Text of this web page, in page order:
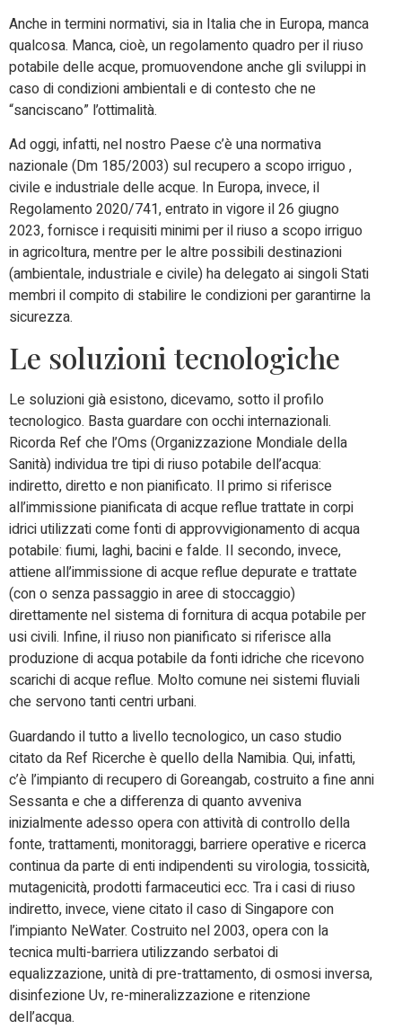
Anche in termini normativi, sia in Italia che in Europa, manca
qualcosa. Manca, cioè, un regolamento quadro per il riuso
potabile delle acque, promuovendone anche gli sviluppi in
caso di condizioni ambientali e di contesto che ne
“sanciscano” l’ottimalità.
Ad oggi, infatti, nel nostro Paese c’è una normativa
nazionale (Dm 185/2003) sul recupero a scopo irriguo ,
civile e industriale delle acque. In Europa, invece, il
Regolamento 2020/741, entrato in vigore il 26 giugno
2023, fornisce i requisiti minimi per il riuso a scopo irriguo
in agricoltura, mentre per le altre possibili destinazioni
(ambientale, industriale e civile) ha delegato ai singoli Stati
membri il compito di stabilire le condizioni per garantirne la
sicurezza.
Le soluzioni tecnologiche
Le soluzioni già esistono, dicevamo, sotto il profilo
tecnologico. Basta guardare con occhi internazionali.
Ricorda Ref che l’Oms (Organizzazione Mondiale della
Sanità) individua tre tipi di riuso potabile dell’acqua:
indiretto, diretto e non pianificato. Il primo si riferisce
all’immissione pianificata di acque reflue trattate in corpi
idrici utilizzati come fonti di approvvigionamento di acqua
potabile: fiumi, laghi, bacini e falde. Il secondo, invece,
attiene all’immissione di acque reflue depurate e trattate
(con o senza passaggio in aree di stoccaggio)
direttamente nel sistema di fornitura di acqua potabile per
usi civili. Infine, il riuso non pianificato si riferisce alla
produzione di acqua potabile da fonti idriche che ricevono
scarichi di acque reflue. Molto comune nei sistemi fluviali
che servono tanti centri urbani.
Guardando il tutto a livello tecnologico, un caso studio
citato da Ref Ricerche è quello della Namibia. Qui, infatti,
c’è l’impianto di recupero di Goreangab, costruito a fine anni
Sessanta e che a differenza di quanto avveniva
inizialmente adesso opera con attività di controllo della
fonte, trattamenti, monitoraggi, barriere operative e ricerca
continua da parte di enti indipendenti su virologia, tossicità,
mutagenicità, prodotti farmaceutici ecc. Tra i casi di riuso
indiretto, invece, viene citato il caso di Singapore con
l’impianto NeWater. Costruito nel 2003, opera con la
tecnica multi-barriera utilizzando serbatoi di
equalizzazione, unità di pre-trattamento, di osmosi inversa,
disinfezione Uv, re-mineralizzazione e ritenzione
dell’acqua.